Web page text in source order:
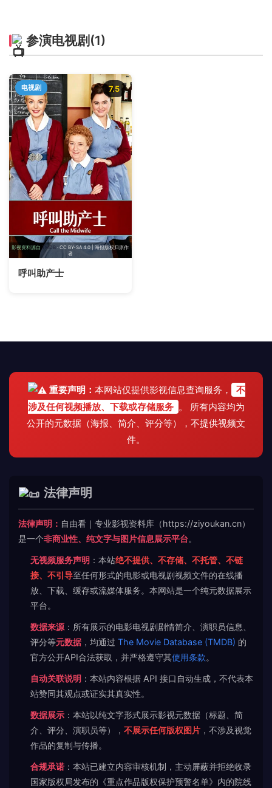
参演电视剧 (1)
影视资料源自 TMDB · CC BY-SA 4.0 | 海报版权归原作
者
7.5
电视剧
呼叫助产士
重要声明： 本网站仅提供影视信息查询服务，
不
涉及任何视频播放、下载或存储服务 。 所有内容均为
公开的元数据（海报、简介、评分等），不提供视频文
件。
法律声明
法律声明： 自由看｜专业影视资料库（https://ziyoukan.cn）
是一个非商业性、纯文字与图片信息展示平台。
无视频服务声明 ：本站绝不提供、不存储、不托管、不链
接、不引导至任何形式的电影或电视剧视频文件的在线播
放、下载、缓存或流媒体服务。本网站是一个纯元数据展示
平台。
数据来源 ：所有展示的电影电视剧剧情简介、演职员信息、
评分等元数据，均通过 The Movie Database (TMDB) 的
官方公开API合法获取，并严格遵守其使用条款。
自动关联说明 ：本站内容根据 API 接口自动生成，不代表本
站赞同其观点或证实其真实性。
数据展示 ：本站以纯文字形式展示影视元数据（标题、简
介、评分、演职员等）， 不展示任何版权图片 ，不涉及视觉
作品的复制与传播。
合规承诺 ：本站已建立内容审核机制，主动屏蔽并拒绝收录
国家版权局发布的《重点作品版权保护预警名单》内的院线